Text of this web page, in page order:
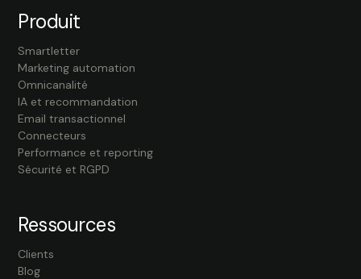
Produit
Smartletter
Marketing automation
Omnicanalité
IA et recommandation
Email transactionnel
Connecteurs
Performance et reporting
Sécurité et RGPD
Ressources
Clients
Blog